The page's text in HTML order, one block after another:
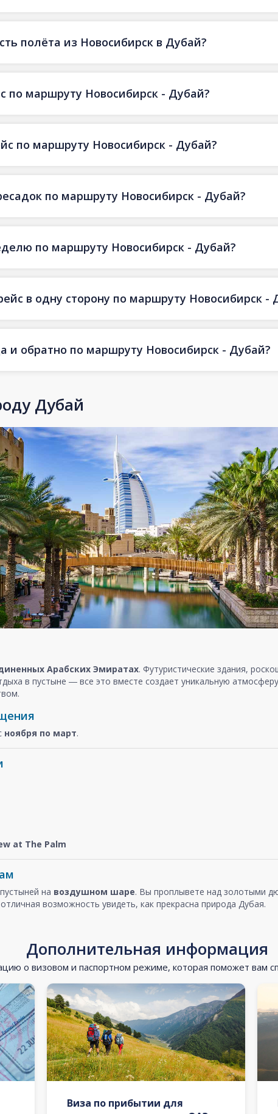
полёта из Новосибирск в Дубай?
по маршруту Новосибирск - Дубай?
по маршруту Новосибирск - Дубай?
по маршруту Новосибирск - Дубай?
по маршруту Новосибирск - Дубай?
в одну сторону по маршруту Новосибирск -
и обратно по маршруту Новосибирск - Дубай?
Дубай
Арабских Эмиратах. Футуристические здания,
в пустыне ― все это вместе создает уникальную
ноября по март.
at The Palm
на воздушном шаре. Вы проплывете над золотыми
возможность увидеть, как прекрасна природа Дубая.
Дополнительная информация
о визовом и паспортном режиме, которая поможет вам
Виза по прибытии для